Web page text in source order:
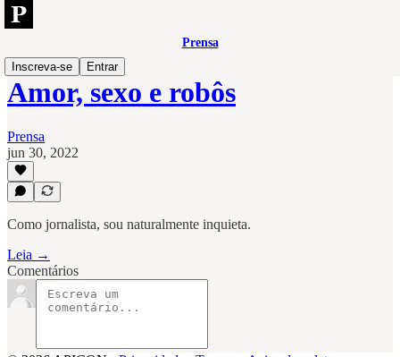
Prensa
Inscreva-se
Entrar
Amor, sexo e robôs
Prensa
jun 30, 2022
Como jornalista, sou naturalmente inquieta.
Leia →
Comentários